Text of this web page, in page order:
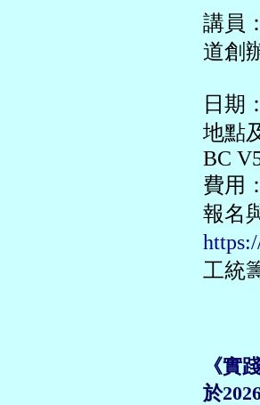
講員
道創
日期
地點
BC
費用
報名
工統
《實
於